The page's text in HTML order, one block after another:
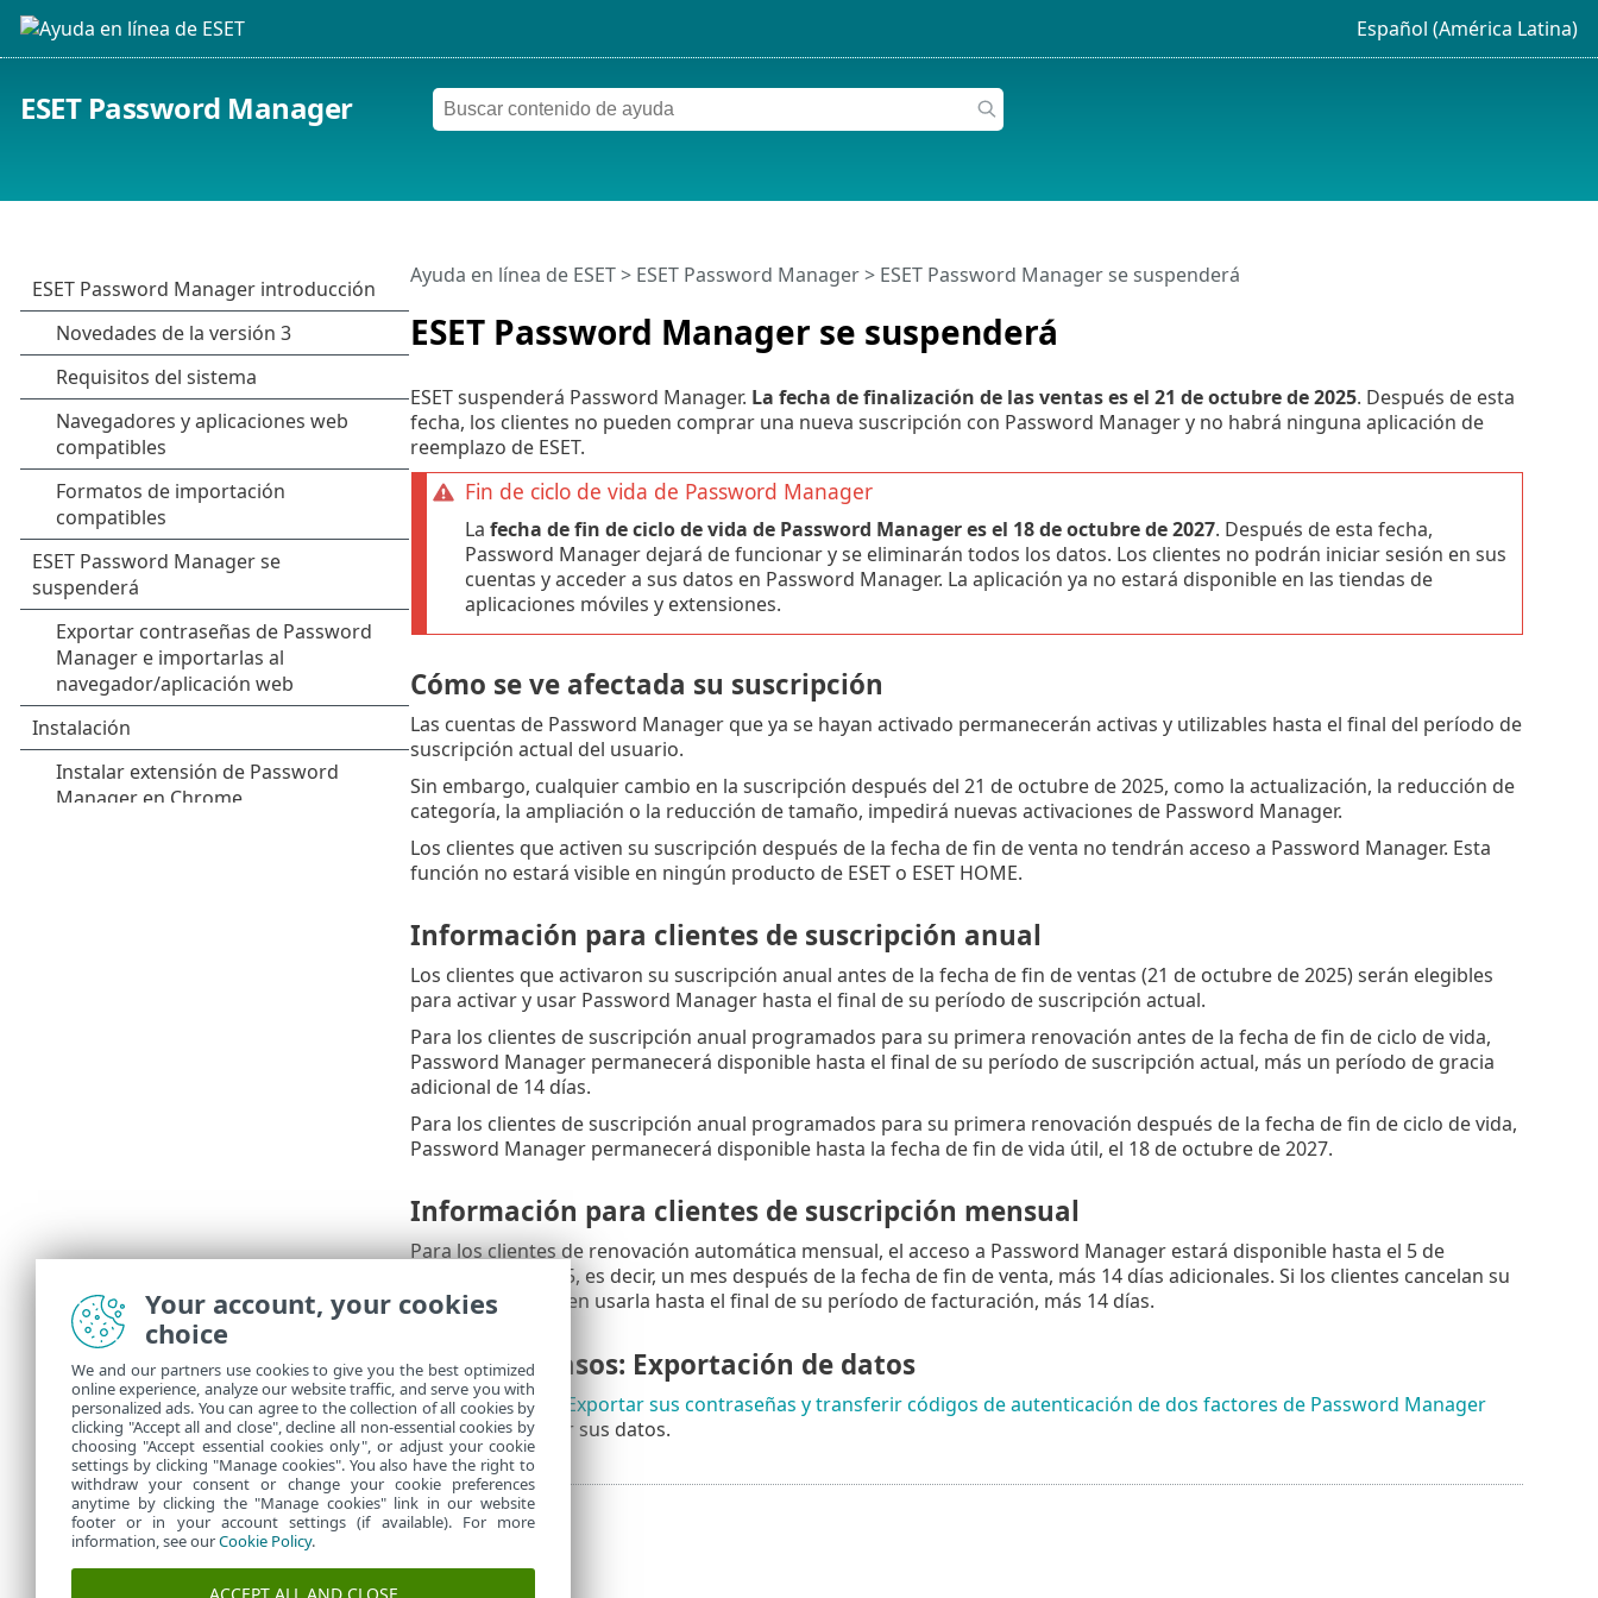
Español (América Latina)
ESET Password Manager
ESET Password Manager se suspenderá
Ayuda en línea de ESET> ESET Password Manager> ESET Password Manager se suspenderá
ESET suspenderá Password Manager. La fecha de finalización de las ventas es el 21 de octubre de 2025. Después de esta
fecha, los clientes no pueden comprar una nueva suscripción con Password Manager y no habrá ninguna aplicación de
reemplazo de ESET.
Fin de ciclo de vida de Password Manager
La fecha de fin de ciclo de vida de Password Manager es el 18 de octubre de 2027. Después de esta fecha,
Password Manager dejará de funcionar y se eliminarán todos los datos. Los clientes no podrán iniciar sesión en sus
cuentas y acceder a sus datos en Password Manager. La aplicación ya no estará disponible en las tiendas de
aplicaciones móviles y extensiones.
Cómo se ve afectada su suscripción
Las cuentas de Password Manager que ya se hayan activado permanecerán activas y utilizables hasta el final del período de
suscripción actual del usuario.
Sin embargo, cualquier cambio en la suscripción después del 21 de octubre de 2025, como la actualización, la reducción de
categoría, la ampliación o la reducción de tamaño, impedirá nuevas activaciones de Password Manager.
Los clientes que activen su suscripción después de la fecha de fin de venta no tendrán acceso a Password Manager. Esta
función no estará visible en ningún producto de ESET o ESET HOME.
Información para clientes de suscripción anual
Los clientes que activaron su suscripción anual antes de la fecha de fin de ventas (21 de octubre de 2025) serán elegibles
para activar y usar Password Manager hasta el final de su período de suscripción actual.
Para los clientes de suscripción anual programados para su primera renovación antes de la fecha de fin de ciclo de vida,
Password Manager permanecerá disponible hasta el final de su período de suscripción actual, más un período de gracia
adicional de 14 días.
Para los clientes de suscripción anual programados para su primera renovación después de la fecha de fin de ciclo de vida,
Password Manager permanecerá disponible hasta la fecha de fin de vida útil, el 18 de octubre de 2027.
Información para clientes de suscripción mensual
Para los clientes de renovación automática mensual, el acceso a Password Manager estará disponible hasta el 5 de
diciembre de 2025, es decir, un mes después de la fecha de fin de venta, más 14 días adicionales. Si los clientes cancelan su
renovación, pueden usarla hasta el final de su período de facturación, más 14 días.
Próximos pasos: Exportación de datos
Consulte el tema
Exportar sus contraseñas y transferir códigos de autenticación de dos factores de Password Manager
para evitar perder sus datos.
Your account, your cookies
choice
We and our partners use cookies to give you the best optimized
online experience, analyze our website traffic, and serve you with
personalized ads. You can agree to the collection of all cookies by
clicking "Accept all and close", decline all non-essential cookies by
choosing "Accept essential cookies only", or adjust your cookie
settings by clicking "Manage cookies". You also have the right to
withdraw your consent or change your cookie preferences
anytime by clicking the "Manage cookies" link in our website
footer or in your account settings (if available). For more
information, see ourCookie Policy.